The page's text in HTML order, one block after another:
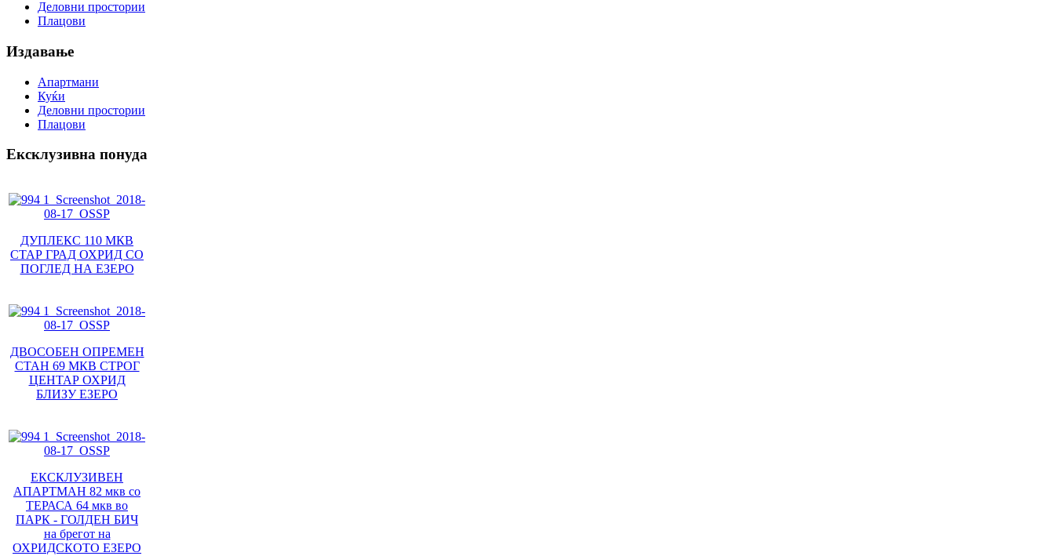
Деловни простории
Плацови
Издавање
Апартмани
Куќи
Деловни простории
Плацови
Ексклузивна понуда
ДУПЛЕКС 110 МКВ
СТАР ГРАД ОХРИД СО
ПОГЛЕД НА ЕЗЕРО
ДВОСОБЕН ОПРЕМЕН
СТАН 69 МКВ СТРОГ
ЦЕНТАР ОХРИД
БЛИЗУ ЕЗЕРО
ЕКСКЛУЗИВЕН
АПАРТМАН 82 мкв со
ТЕРАСА 64 мкв во
ПАРК - ГОЛДЕН БИЧ
на брегот на
ОХРИДСКОТО ЕЗЕРО